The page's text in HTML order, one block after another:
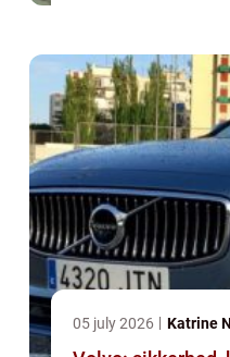
05 july 2026 Katrine